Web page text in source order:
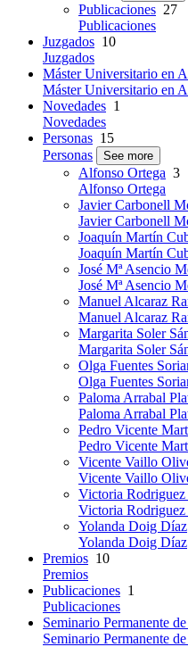
Publicaciones 27
Publicaciones
Juzgados 10
Juzgados
Máster Universitario en
Máster Universitario en
Novedades 1
Novedades
Personas 15
Personas
See more
Alfonso Ortega 3
Alfonso Ortega
Javier Carbonell
Javier Carbonell
Joaquín Martín
Joaquín Martín
José Mª Asencio
José Mª Asencio
Manuel Alcaraz
Manuel Alcaraz
Margarita Soler
Margarita Soler
Olga Fuentes
Olga Fuentes
Paloma Arrabal
Paloma Arrabal
Pedro Vicente
Pedro Vicente
Vicente Vaillo
Vicente Vaillo
Victoria
Victoria
Yolanda Doig Díaz
Yolanda Doig Díaz
Premios 10
Premios
Publicaciones 1
Publicaciones
Seminario Permanente
Seminario Permanente